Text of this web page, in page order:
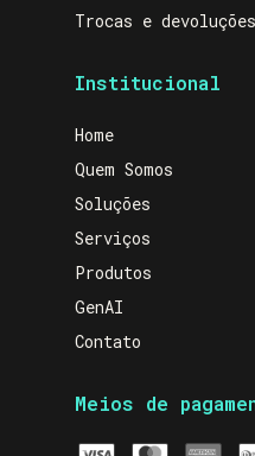
Trocas e devoluções
Institucional
Home
Quem Somos
Soluções
Serviços
Produtos
GenAI
Contato
Meios de